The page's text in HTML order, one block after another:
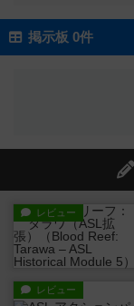
掲示板 0件
レビュー
レビュー